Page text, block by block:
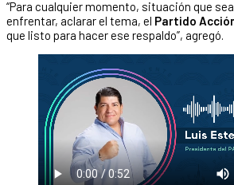
“Para cualquier momento, situación que
enfrentar, aclarar el tema, el Partido
que listo para hacer ese respaldo”, agregó.